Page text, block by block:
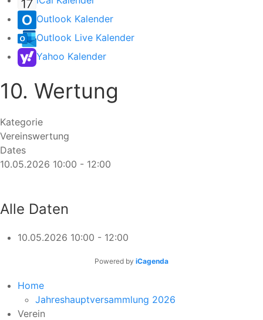
Outlook Kalender
Outlook Live Kalender
Yahoo Kalender
10. Wertung
Kategorie
Vereinswertung
Dates
10.05.2026 10:00 - 12:00
Alle Daten
10.05.2026 10:00 - 12:00
Powered by iCagenda
Home
Jahreshauptversammlung 2026
Verein